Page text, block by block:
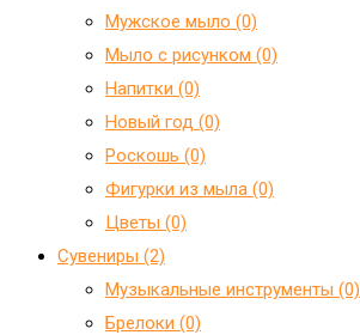
Мужское мыло (0)
Мыло с рисунком (0)
Напитки (0)
Новый год (0)
Роскошь (0)
Фигурки из мыла (0)
Цветы (0)
Сувениры (2)
Mузыкальные инструменты (0)
Брелоки (0)